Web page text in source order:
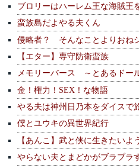
ブロリーはハーレム王な海賊王
蛮族島だよやる夫くん
侵略者？ そんなことよりおね
【エター】専守防衛蛮族
メモリーバース ～とあるドー
金！権力！SEX！な物語
やる夫は神州日乃本をダイスで
僕とユウキの異世界紀行
【あんこ】武と侠に生きたいよ
やらない夫とまどかがブラブラ